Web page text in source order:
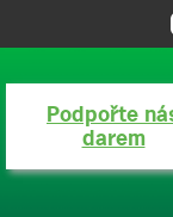
Podpořte
darem